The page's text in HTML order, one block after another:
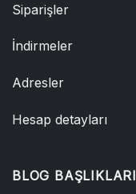
Siparişler
İndirmeler
Adresler
Hesap detayları
BLOG BAŞLIKLARI